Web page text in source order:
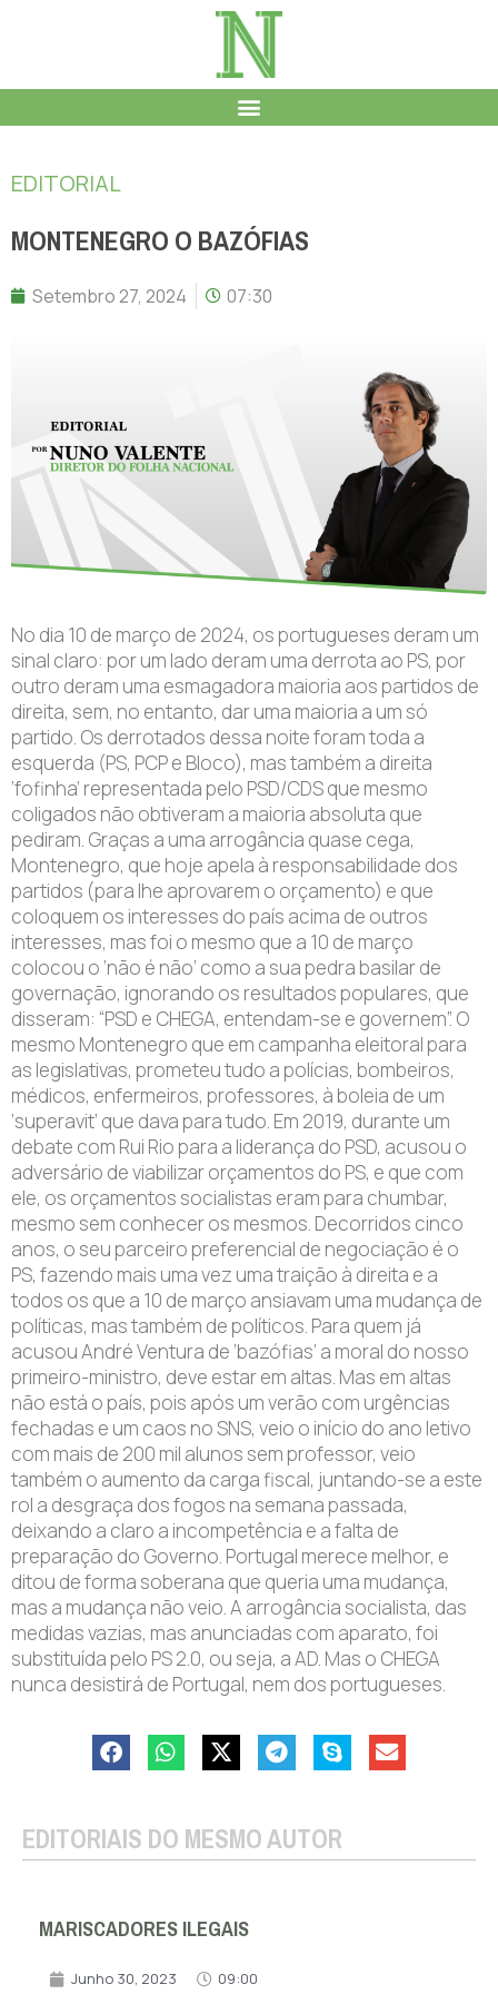
EDITORIAL
MONTENEGRO O BAZÓFIAS
Setembro 27, 2024 07:30
No dia 10 de março de 2024, os portugueses deram um
sinal claro: por um lado deram uma derrota ao PS, por
outro deram uma esmagadora maioria aos partidos de
direita, sem, no entanto, dar uma maioria a um só
partido. Os derrotados dessa noite foram toda a
esquerda (PS, PCP e Bloco), mas também a direita
‘fofinha’ representada pelo PSD/CDS que mesmo
coligados não obtiveram a maioria absoluta que
pediram. Graças a uma arrogância quase cega,
Montenegro, que hoje apela à responsabilidade dos
partidos (para lhe aprovarem o orçamento) e que
coloquem os interesses do país acima de outros
interesses, mas foi o mesmo que a 10 de março
colocou o ‘não é não’ como a sua pedra basilar de
governação, ignorando os resultados populares, que
disseram: “PSD e CHEGA, entendam-se e governem”. O
mesmo Montenegro que em campanha eleitoral para
as legislativas, prometeu tudo a polícias, bombeiros,
médicos, enfermeiros, professores, à boleia de um
‘superavit’ que dava para tudo. Em 2019, durante um
debate com Rui Rio para a liderança do PSD, acusou o
adversário de viabilizar orçamentos do PS, e que com
ele, os orçamentos socialistas eram para chumbar,
mesmo sem conhecer os mesmos. Decorridos cinco
anos, o seu parceiro preferencial de negociação é o
PS, fazendo mais uma vez uma traição à direita e a
todos os que a 10 de março ansiavam uma mudança de
políticas, mas também de políticos. Para quem já
acusou André Ventura de ‘bazófias’ a moral do nosso
primeiro-ministro, deve estar em altas. Mas em altas
não está o país, pois após um verão com urgências
fechadas e um caos no SNS, veio o início do ano letivo
com mais de 200 mil alunos sem professor, veio
também o aumento da carga fiscal, juntando-se a este
rol a desgraça dos fogos na semana passada,
deixando a claro a incompetência e a falta de
preparação do Governo. Portugal merece melhor, e
ditou de forma soberana que queria uma mudança,
mas a mudança não veio. A arrogância socialista, das
medidas vazias, mas anunciadas com aparato, foi
substituída pelo PS 2.0, ou seja, a AD. Mas o CHEGA
nunca desistirá de Portugal, nem dos portugueses.
EDITORIAIS DO MESMO AUTOR
MARISCADORES ILEGAIS
Junho 30, 2023 09:00